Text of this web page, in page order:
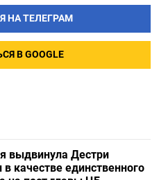
НА ТЕЛЕГРАМ
В GOOGLE
выдвинула Дестри
качестве единственного